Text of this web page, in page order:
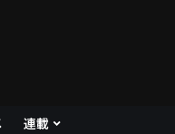
連載